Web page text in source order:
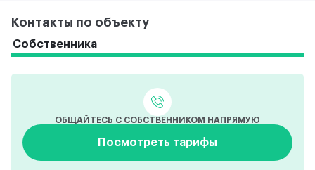
Контакты по объекту
Собственника
ОБЩАЙТЕСЬ С СОБСТВЕННИКОМ НАПРЯМУЮ
Посмотреть тарифы